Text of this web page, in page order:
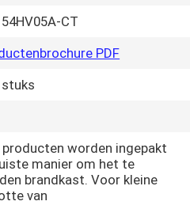
CT
PDF
stuks
producten worden ingepakt
manier om het te
brandkast. Voor kleine
van